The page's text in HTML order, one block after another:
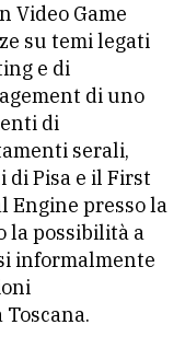
Video Game
su temi legati
e di
di uno
di
serali,
di Pisa e il First
Engine presso la
la possibilità a
informalmente